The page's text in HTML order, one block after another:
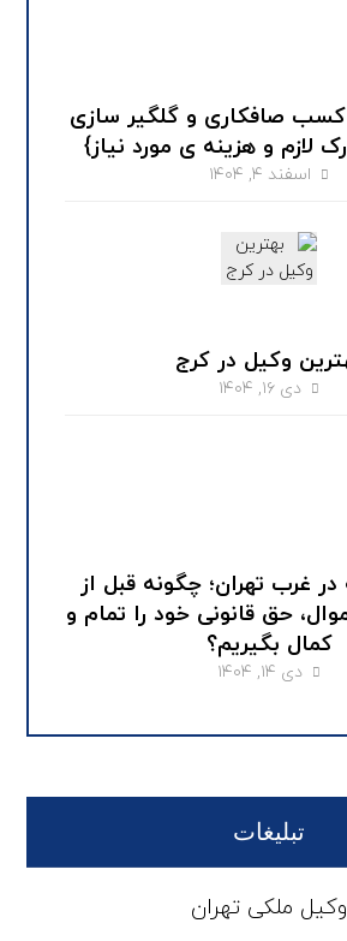
کسب صافکاری و گلگیر سازی
لازم و هزینه ی مورد نیاز}
اسفند ۴, ۱۴۰۴
وکیل در کرج
دی ۱۶, ۱۴۰۴
در غرب تهران؛ چگونه قبل از
حق قانونی خود را تمام و
کمال بگیریم؟
دی ۱۴, ۱۴۰۴
تبلیغات
وکیل ملکی تهران